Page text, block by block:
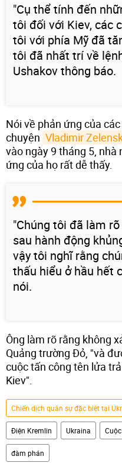
"Cụ thể tính đến
tôi đối với Kiev, các
tôi với phía Mỹ đã
tôi đã nhất trí về
Ushakov thông báo.
Nói về phản ứng của
chuyện Vladimir
vào ngày 9 tháng 5, nhà
ứng của họ rất dễ thấy.
"Chúng tôi đã làm
sau hành động
vậy tôi nghĩ rằng
thấu hiểu ở hầu hết
nói.
Ông làm rõ rằng không
Quảng trường Đỏ, "và
cuộc tấn công tên lửa
Kiev".
Chiến dịch quân sự đặc biệt tại
Điện Kremlin Ukraina
đàm phán